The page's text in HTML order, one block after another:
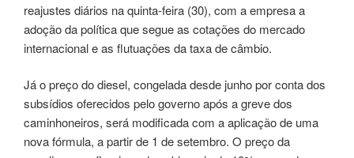
reajustes diários na quinta-feira (30), com a empresa a
adoção da política que segue as cotações do mercado
internacional e as flutuações da taxa de câmbio.
Já o preço do diesel, congelada desde junho por conta dos
subsídios oferecidos pelo governo após a greve dos
caminhoneiros, será modificada com a aplicação de uma
nova fórmula, a partir de 1 de setembro. O preço da